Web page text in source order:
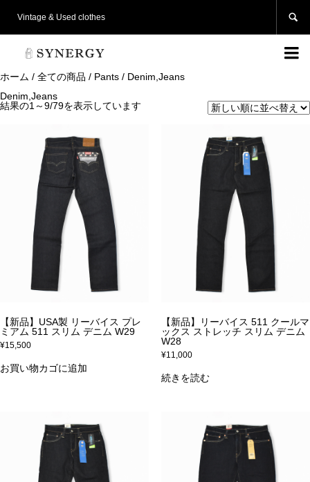
Vintage & Used clothes 

ホーム / 全ての商品 / Pants / Denim,Jeans
Denim,Jeans
結果の1～9/79を表示しています
【新品】USA製 リーバイス プレ
ミアム 511 スリム デニム W29
¥15,500
お買い物カゴに追加
【新品】リーバイス 511 クールマ
ックス ストレッチ スリム デニム
W28
¥11,000
続きを読む